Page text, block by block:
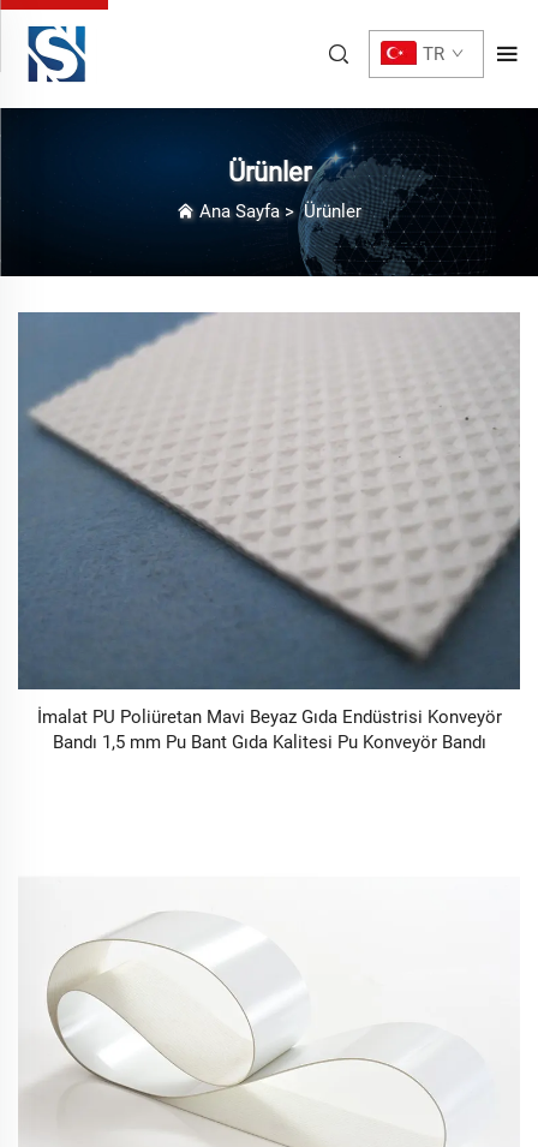
TR
Ürünler
Ana Sayfa>Ürünler
İmalat PU Poliüretan Mavi Beyaz Gıda Endüstrisi Konveyör
Bandı 1,5 mm Pu Bant Gıda Kalitesi Pu Konveyör Bandı